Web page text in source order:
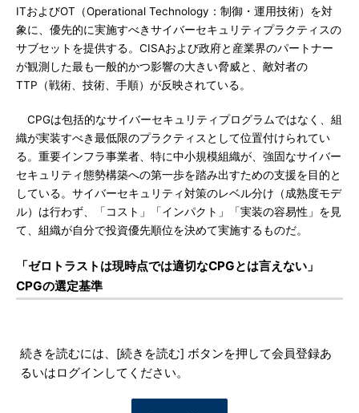
ITおよびOT（Operational Technology：制御・運用技術）を対
象に、優先的に実施すべきサイバーセキュリティプラクティスの
サブセットを提供する。CISAおよび政府と産業界のパートナー
が観測した最も一般的かつ影響の大きい脅威と、敵対者の
TTP（戦術、技術、手順）が反映されている。
CPGは包括的なサイバーセキュリティプログラムではなく、組
織が実装すべき最低限のプラクティスとして位置付けられてい
る。重要インフラ事業者、特に中小規模組織が、強固なサイバー
セキュリティ態勢構築への第一歩を踏み出すための支援を目的と
している。サイバーセキュリティ対策のレベル分け（成熟度モデ
ル）は行わず、「コスト」「インパクト」「実装の容易性」を見
て、組織が自分で投資優先順位を決めて実施するものだ。
「ゼロトラストは現時点では適切なCPGとは言えない」
CPGの選定基準
続きを読むには、[続きを読む] ボタンを押して会員登録あ
るいはログインしてください。